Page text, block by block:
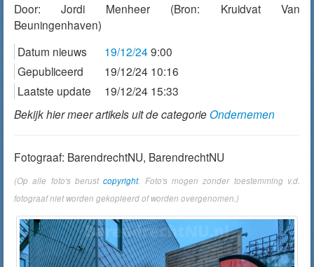
Door:Jordi Menheer(Bron: Kruidvat Van
Beuningenhaven)
Datum nieuws
19/12/24 9:00
Gepubliceerd
19/12/24 10:16
Laatste update
19/12/24 15:33
Bekijk hier meer artikels uit de categorieOndernemen
Fotograaf: BarendrechtNU, BarendrechtNU
(Op alle foto's berustcopyright. Foto's mogen zonder toestemming v.d.
fotograaf niet worden gekopieerd of worden overgenomen.)